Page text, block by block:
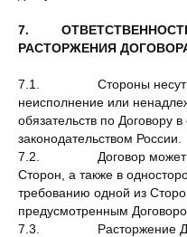
7. ОТВЕТСТВЕННОСТЬ
РАСТОРЖЕНИЯ
7.1. Стороны несут
неисполнение или
обязательств по Договору
законодательством России.
7.2. Договор может
Сторон, а также в
требованию одной из
предусмотренным
7.3. Расторжение